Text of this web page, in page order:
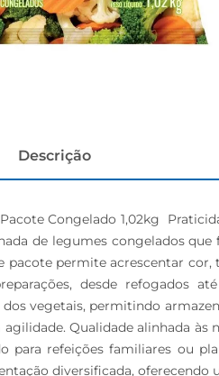
Descrição
Congelado 1,02kg
de legumes congelados
permite acrescentar cor,
desde refogados
vegetais, permitindo
Qualidade alinhada
para refeições familiares ou
diversificada, oferecendo